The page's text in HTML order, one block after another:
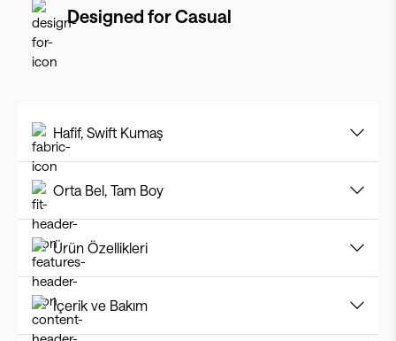
Designed forCasual
Hafif, Swift Kumaş
Orta Bel, Tam Boy
Ürün Özellikleri
İçerik ve Bakım